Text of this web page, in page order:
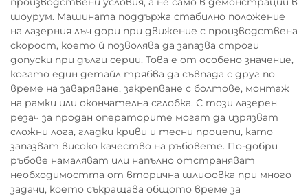
шоурум. Машината поддържа стабилно положение
на лазерния лъч дори при движение с производствена
скорост, което й позволява да запазва строги
допуски при дълги серии. Това е от особено значение,
когато един детайл трябва да съвпада с друг по
време на заваряване, закрепване с болтове, монтаж
на рамки или окончателна сглобка. С този лазерен
резач за продан операторите могат да изрязват
сложни лога, гладки криви и тесни процепи, като
запазват високо качество на ръбовете. По-добри
ръбове намаляват или напълно отстраняват
необходимостта от вторична шлифовка при много
задачи, което съкращава общото време за